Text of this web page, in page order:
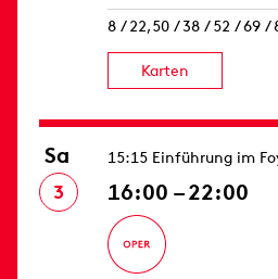
8 / 22,50 / 38 / 52 / 69 /
Karten
Sa
3
15:15 Einführung im
16:00 – 22:00